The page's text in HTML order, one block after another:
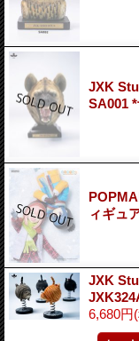
JXK
SA001
ィギュ
JXK
6,680円